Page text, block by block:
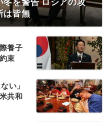
冬を警告 ロシアの攻
は皆無
養子
束
い」
共和